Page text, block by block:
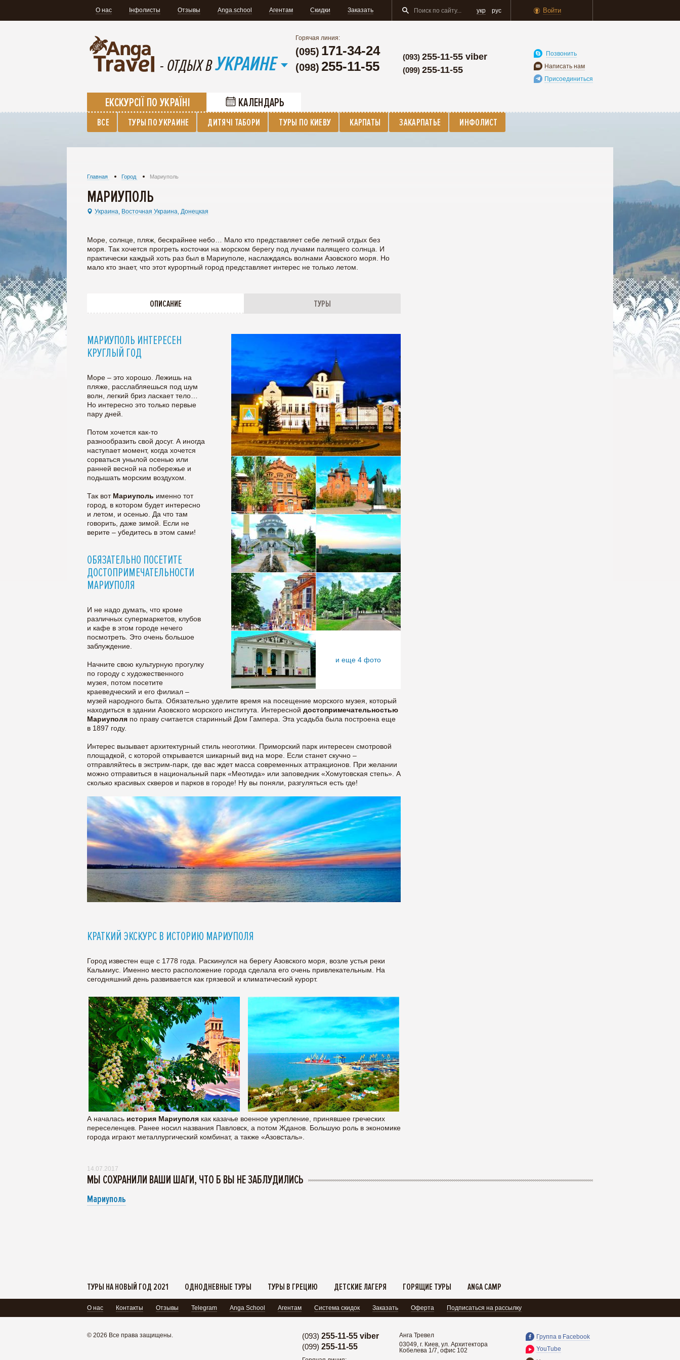
О нас Інфолисты Отзывы Anga.school Агентам Скидки Заказать укр рус Войти
- ОТДЫХ В УКРАИНЕ
Горячая линия:
(095) 171-34-24
(098) 255-11-55
(093) 255-11-55 viber
(099) 255-11-55
Позвонить
Написать нам
Присоединиться
ЕКСКУРСІЇ ПО УКРАЇНІ КАЛЕНДАРЬ
ВСЕ ТУРЫ ПО УКРАИНЕ ДИТЯЧІ ТАБОРИ ТУРЫ ПО КИЕВУ КАРПАТЫ ЗАКАРПАТЬЕ ИНФОЛИСТ
Главная Город Мариуполь
МАРИУПОЛЬ
Украина, Восточная Украина, Донецкая
Море, солнце, пляж, бескрайнее небо… Мало кто представляет себе летний отдых без
моря. Так хочется прогреть косточки на морском берегу под лучами палящего солнца. И
практически каждый хоть раз был в Мариуполе, наслаждаясь волнами Азовского моря. Но
мало кто знает, что этот курортный город представляет интерес не только летом.
ОПИСАНИЕ ТУРЫ
и еще 4 фото
МАРИУПОЛЬ ИНТЕРЕСЕН
КРУГЛЫЙ ГОД
Море – это хорошо. Лежишь на
пляже, расслабляешься под шум
волн, легкий бриз ласкает тело…
Но интересно это только первые
пару дней.
Потом хочется как-то
разнообразить свой досуг. А иногда
наступает момент, когда хочется
сорваться унылой осенью или
ранней весной на побережье и
подышать морским воздухом.
Так вот Мариуполь именно тот
город, в котором будет интересно
и летом, и осенью. Да что там
говорить, даже зимой. Если не
верите – убедитесь в этом сами!
ОБЯЗАТЕЛЬНО ПОСЕТИТЕ
ДОСТОПРИМЕЧАТЕЛЬНОСТИ
МАРИУПОЛЯ
И не надо думать, что кроме
различных супермаркетов, клубов
и кафе в этом городе нечего
посмотреть. Это очень большое
заблуждение.
Начните свою культурную прогулку
по городу с художественного
музея, потом посетите
краеведческий и его филиал –
музей народного быта. Обязательно уделите время на посещение морского музея, который
находиться в здании Азовского морского института. Интересной достопримечательностью
Мариуполя по праву считается старинный Дом Гампера. Эта усадьба была построена еще
в 1897 году.
Интерес вызывает архитектурный стиль неоготики. Приморский парк интересен смотровой
площадкой, с которой открывается шикарный вид на море. Если станет скучно –
отправляйтесь в экстрим-парк, где вас ждет масса современных аттракционов. При желании
можно отправиться в национальный парк «Меотида» или заповедник «Хомутовская степь». А
сколько красивых скверов и парков в городе! Ну вы поняли, разгуляться есть где!
КРАТКИЙ ЭКСКУРС В ИСТОРИЮ МАРИУПОЛЯ
Город известен еще с 1778 года. Раскинулся на берегу Азовского моря, возле устья реки
Кальмиус. Именно место расположение города сделала его очень привлекательным. На
сегодняшний день развивается как грязевой и климатический курорт.
А началась история Мариуполя как казачье военное укрепление, принявшее греческих
переселенцев. Ранее носил названия Павловск, а потом Жданов. Большую роль в экономике
города играют металлургический комбинат, а также «Азовсталь».
14.07.2017
МЫ СОХРАНИЛИ ВАШИ ШАГИ, ЧТО Б ВЫ НЕ ЗАБЛУДИЛИСЬ
Мариуполь
ТУРЫ НА НОВЫЙ ГОД 2021 ОДНОДНЕВНЫЕ ТУРЫ ТУРЫ В ГРЕЦИЮ ДЕТСКИЕ ЛАГЕРЯ ГОРЯЩИЕ ТУРЫ ANGA CAMP
О нас Контакты Отзывы Telegram Anga School Агентам Система скидок Заказать Оферта Подписаться на рассылку
© 2026 Все права защищены. (093) 255-11-55 viber
(099) 255-11-55
Анга Тревел
03049, г. Киев, ул. Архитектора
Кобелева 1/7, офис 102
Группа в Facebook
YouTube